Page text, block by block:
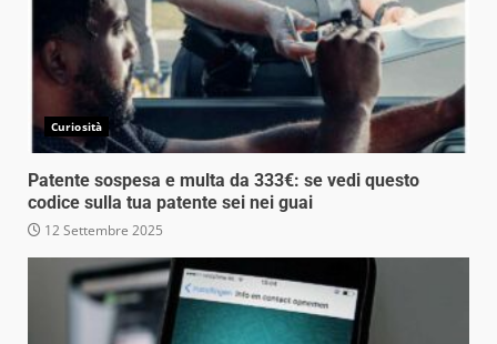
Curiosità
Patente sospesa e multa da 333€: se vedi questo
codice sulla tua patente sei nei guai
12 Settembre 2025